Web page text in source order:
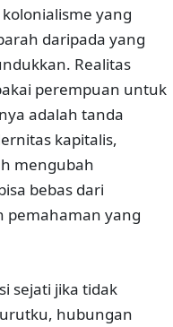
yang
daripada yang
Realitas
perempuan untuk
adalah tanda
kapitalis,
mengubah
bebas dari
pemahaman yang
sejati jika tidak
hubungan